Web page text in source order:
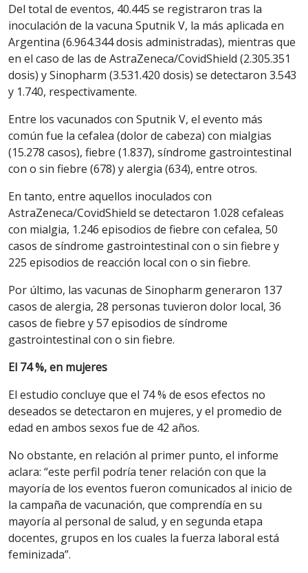
Del total de eventos, 40.445 se registraron tras la
inoculación de la vacuna Sputnik V, la más aplicada en
Argentina (6.964.344 dosis administradas), mientras que
en el caso de las de AstraZeneca/CovidShield (2.305.351
dosis) y Sinopharm (3.531.420 dosis) se detectaron 3.543
y 1.740, respectivamente.
Entre los vacunados con Sputnik V, el evento más
común fue la cefalea (dolor de cabeza) con mialgias
(15.278 casos), fiebre (1.837), síndrome gastrointestinal
con o sin fiebre (678) y alergia (634), entre otros.
En tanto, entre aquellos inoculados con
AstraZeneca/CovidShield se detectaron 1.028 cefaleas
con mialgia, 1.246 episodios de fiebre con cefalea, 50
casos de síndrome gastrointestinal con o sin fiebre y
225 episodios de reacción local con o sin fiebre.
Por último, las vacunas de Sinopharm generaron 137
casos de alergia, 28 personas tuvieron dolor local, 36
casos de fiebre y 57 episodios de síndrome
gastrointestinal con o sin fiebre.
El 74 %, en mujeres
El estudio concluye que el 74 % de esos efectos no
deseados se detectaron en mujeres, y el promedio de
edad en ambos sexos fue de 42 años.
No obstante, en relación al primer punto, el informe
aclara: “este perfil podría tener relación con que la
mayoría de los eventos fueron comunicados al inicio de
la campaña de vacunación, que comprendía en su
mayoría al personal de salud, y en segunda etapa
docentes, grupos en los cuales la fuerza laboral está
feminizada”.